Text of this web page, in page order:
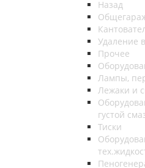
Назад
Удаление
Прочее
Лампы,
Лежаки и
густой
Тиски